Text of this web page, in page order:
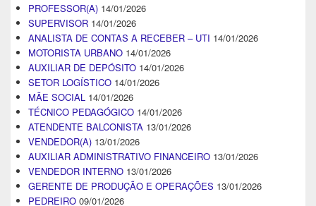
PROFESSOR(A) 14/01/2026
SUPERVISOR 14/01/2026
ANALISTA DE CONTAS A RECEBER – UTI 14/01/2026
MOTORISTA URBANO 14/01/2026
AUXILIAR DE DEPÓSITO 14/01/2026
SETOR LOGÍSTICO 14/01/2026
MÃE SOCIAL 14/01/2026
TÉCNICO PEDAGÓGICO 14/01/2026
ATENDENTE BALCONISTA 13/01/2026
VENDEDOR(A) 13/01/2026
AUXILIAR ADMINISTRATIVO FINANCEIRO 13/01/2026
VENDEDOR INTERNO 13/01/2026
GERENTE DE PRODUÇÃO E OPERAÇÕES 13/01/2026
PEDREIRO 09/01/2026